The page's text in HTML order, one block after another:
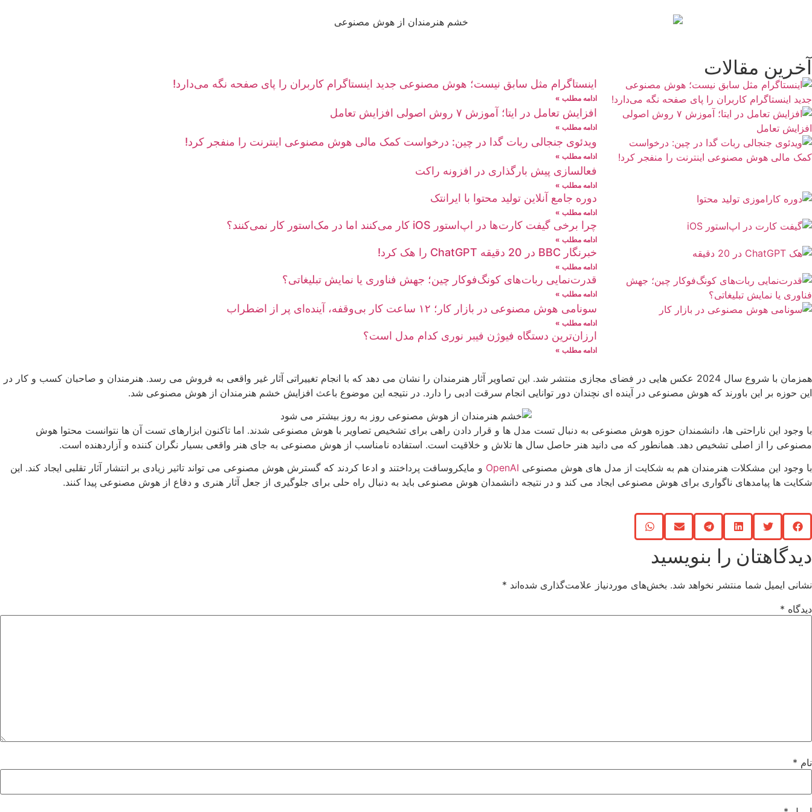
آخرین مقالات
اینستاگرام مثل سابق نیست؛ هوش مصنوعی جدید اینستاگرام کاربران را پای صفحه نگه می‌دارد!
ادامه مطلب »
افزایش تعامل در ایتا؛ آموزش ۷ روش اصولی افزایش تعامل
ادامه مطلب »
ویدئوی جنجالی ربات گدا در چین: درخواست کمک مالی هوش مصنوعی اینترنت را منفجر کرد!
ادامه مطلب »
فعالسازی پیش بارگذاری در افزونه راکت
ادامه مطلب »
دوره جامع آنلاین تولید محتوا با ایرانتک
ادامه مطلب »
چرا برخی گیفت کارت‌ها در اپ‌استور iOS کار می‌کنند اما در مک‌استور کار نمی‌کنند؟
ادامه مطلب »
خبرنگار BBC در 20 دقیقه ChatGPT را هک کرد!
ادامه مطلب »
قدرت‌نمایی ربات‌های کونگ‌فوکار چین؛ جهش فناوری یا نمایش تبلیغاتی؟
ادامه مطلب »
سونامی هوش مصنوعی در بازار کار؛ ۱۲ ساعت کار بی‌وقفه، آینده‌ای پر از اضطراب
ادامه مطلب »
ارزان‌ترین دستگاه فیوژن فیبر نوری کدام مدل است؟
ادامه مطلب »
همزمان با شروع سال 2024 عکس هایی در فضای مجازی منتشر شد. این تصاویر آثار هنرمندان را نشان می دهد که با انجام تغییراتی آثار غیر واقعی به فروش می رسد. هنرمندان و صاحبان کسب و کار در
این حوزه بر این باورند که هوش مصنوعی در آینده ای نچندان دور توانایی انجام سرقت ادبی را دارد. در نتیجه این موضوع باعث افزایش خشم هنرمندان از هوش مصنوعی شد.
با وجود این ناراحتی ها، دانشمندان حوزه هوش مصنوعی به دنبال تست مدل ها و قرار دادن راهی برای تشخیص تصاویر با هوش مصنوعی شدند. اما تاکنون ابزارهای تست آن ها نتوانست محتوا هوش
مصنوعی را از اصلی تشخیص دهد. همانطور که می دانید هنر حاصل سال ها تلاش و خلاقیت است. استفاده نامناسب از هوش مصنوعی به جای هنر واقعی بسیار نگران کننده و آزاردهنده است.
با وجود این مشکلات هنرمندان هم به شکایت از مدل های هوش مصنوعی OpenAI و مایکروسافت پرداختند و ادعا کردند که گسترش هوش مصنوعی می تواند تاثیر زیادی بر انتشار آثار تقلبی ایجاد کند. این
شکایت ها پیامدهای ناگواری برای هوش مصنوعی ایجاد می کند و در نتیجه دانشمدان هوش مصنوعی باید به دنبال راه حلی برای جلوگیری از جعل آثار هنری و دفاع از هوش مصنوعی پیدا کنند.
دیدگاهتان را بنویسید
نشانی ایمیل شما منتشر نخواهد شد. بخش‌های موردنیاز علامت‌گذاری شده‌اند *
دیدگاه *
نام *